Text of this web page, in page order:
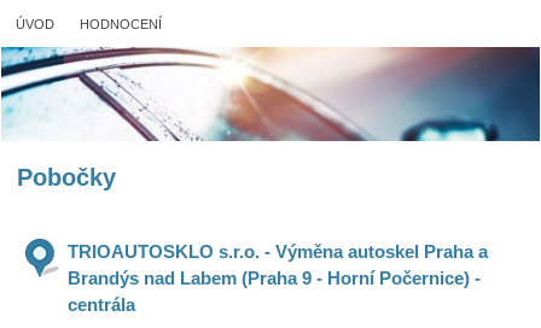
ÚVOD HODNOCENÍ
Pobočky
TRIOAUTOSKLO s.r.o. - Výměna autoskel Praha a
Brandýs nad Labem (Praha 9 - Horní Počernice) -
centrála